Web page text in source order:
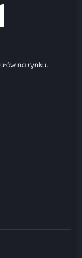
na rynku.